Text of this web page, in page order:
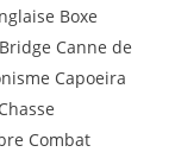
Boxe
Canne de
Capoeira
Combat